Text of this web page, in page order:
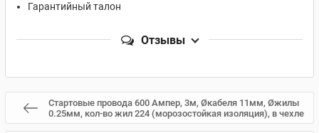
Гарантийный талон
Отзывы
Стартовые провода 600 Aмпер, 3м, Øкабеля 11мм, Øжилы
0.25мм, кол-во жил 224 (морозостойкая изоляция), в чехле